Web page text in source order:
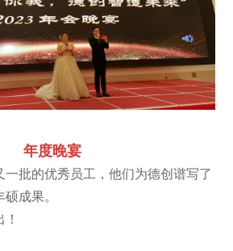
年度晚宴
一批的优秀员工，他们为德创谱写了
成果。